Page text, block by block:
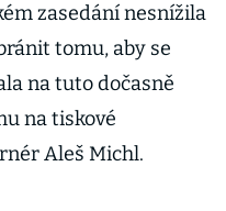
zasedání nesnížila
tomu, aby se
na tuto dočasně
na tiskové
Aleš Michl.